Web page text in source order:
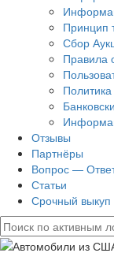
Принцип
Сбор
Правила
Отзывы
Партнёры
Вопрос —
Статьи
Срочный выкуп